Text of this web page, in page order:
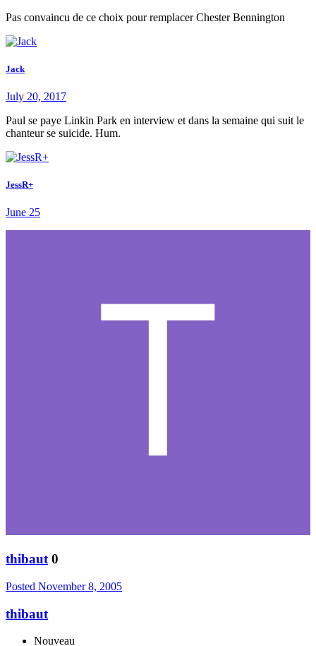
Pas convaincu de ce choix pour remplacer Chester Bennington
Jack
July 20, 2017
Paul se paye Linkin Park en interview et dans la semaine qui suit le
chanteur se suicide. Hum.
JessR+
June 25
thibaut 0
Posted November 8, 2005
thibaut
Nouveau